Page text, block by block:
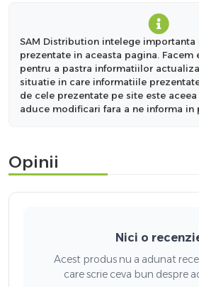
SAM Distribution intelege
prezentate in aceasta pagina. Facem
pentru a pastra informatiilor
situatie in care informatiile
de cele prezentate pe site este
aduce modificari fara a ne informa in
Opinii
Nici o
Acest produs nu a adunat
care scrie ceva bun despre